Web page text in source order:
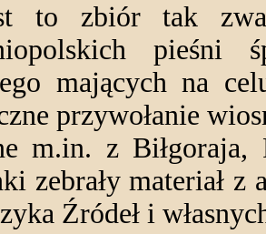
zbiór tak
pieśni
mających na
przywołanie
m.in. z Biłgoraja,
zebrały materiał
Źródeł i